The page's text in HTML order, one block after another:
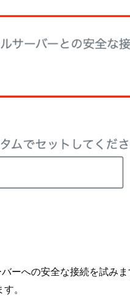
ーへの安全な接続を試み
。